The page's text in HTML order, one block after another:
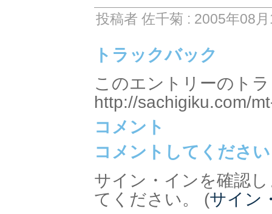
投稿者 佐千菊 : 2005年08
トラックバック
このエントリーのト
http://sachigiku.com/
コメント
コメントしてください
サイン・インを確認
てください。 (サイン